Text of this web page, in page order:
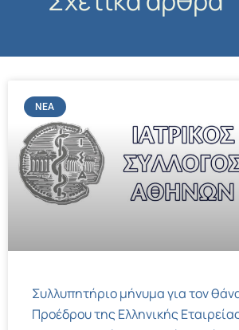
ΝΈΑ
Συλλυπητήριο μήνυμα για τον
Προέδρου της Ελληνικής